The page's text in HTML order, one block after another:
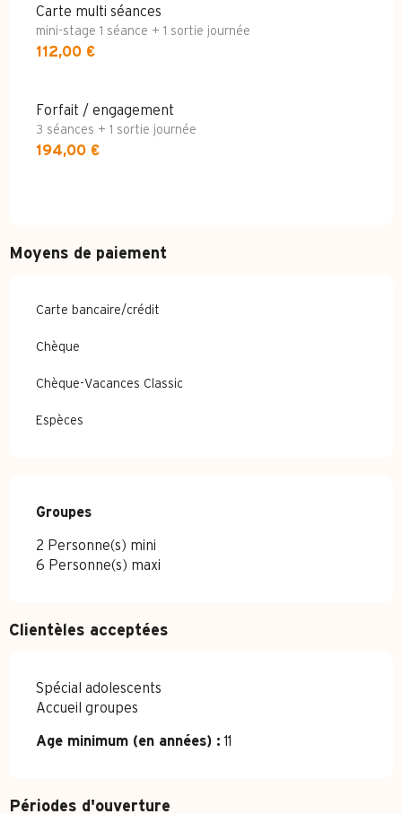
Carte multi séances
mini-stage 1 séance + 1 sortie journée
112,00 €
Forfait / engagement
3 séances + 1 sortie journée
194,00 €
Moyens de paiement
Carte bancaire/crédit
Chèque
Chèque-Vacances Classic
Espèces
Groupes
Groupes
2 Personne(s) mini
6 Personne(s) maxi
Clientèles acceptées
Spécial adolescents
Accueil groupes
Age minimum (en années) : 11
Périodes d'ouverture